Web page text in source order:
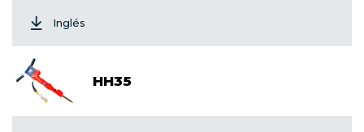
Inglés
HH35